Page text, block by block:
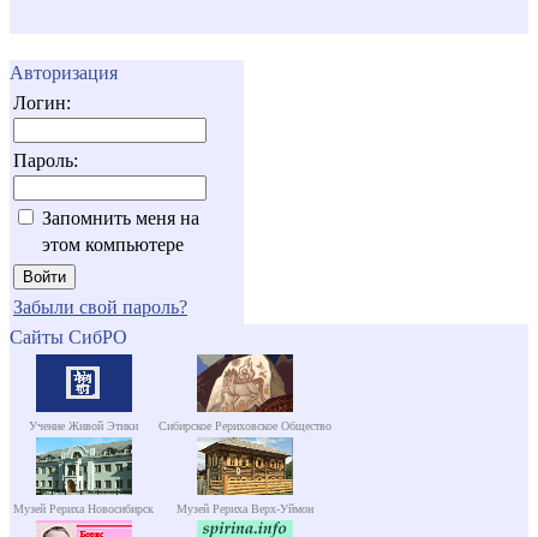
Авторизация
Логин:
Пароль:
Запомнить меня на
этом компьютере
Забыли свой пароль?
Сайты СибРО
Учение Живой Этики Сибирское Рериховское Общество
Музей Рериха Новосибирск Музей Рериха Верх-Уймон